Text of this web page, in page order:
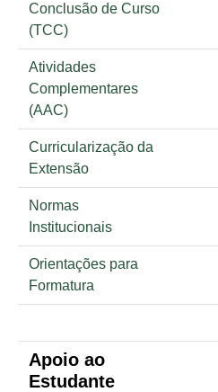
Conclusão de Curso
(TCC)
Atividades
Complementares
(AAC)
Curricularização da
Extensão
Normas
Institucionais
Orientações para
Formatura
Apoio ao
Estudante